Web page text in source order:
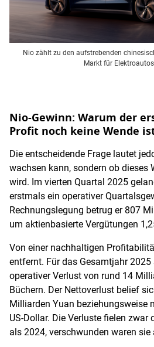
Nio zählt zu den aufstrebenden
Markt für
Nio-Gewinn: Warum der
Profit noch keine Wende
Die entscheidende Frage lautet
wachsen kann, sondern ob dieses
wird. Im vierten Quartal 2025
erstmals ein operativer
Rechnungslegung betrug er 807
um aktienbasierte Vergütungen
Von einer nachhaltigen
entfernt. Für das Gesamtjahr
operativer Verlust von rund 14
Büchern. Der Nettoverlust belief
Milliarden Yuan beziehungsweise
US-Dollar. Die Verluste fielen zwar
als 2024, verschwunden waren sie